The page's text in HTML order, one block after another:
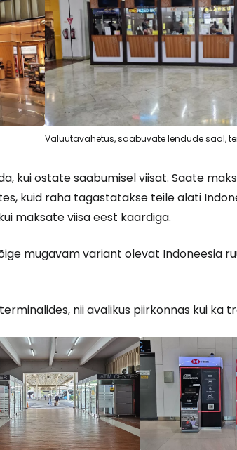
Valuutavahetus, saabuvate lendude saal,
kui ostate saabumisel viisat. Saate
kuid raha tagastatakse teile alati
maksate viisa eest kaardiga.
mugavam variant olevat Indoneesia
nii avalikus piirkonnas kui ka
Cestee'sse
Jätka Google'iga
Jätka Facebookiga